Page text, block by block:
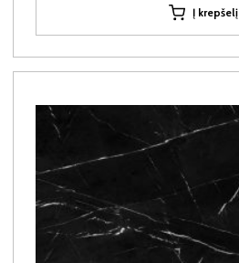
Į krepšelį